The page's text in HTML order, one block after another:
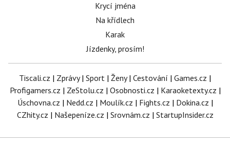
Krycí jména
Na křídlech
Karak
Jízdenky, prosím!
Tiscali.cz | Zprávy| Sport | Ženy| Cestování | Games.cz |
Profigamers.cz | ZeStolu.cz | Osobnosti.cz | Karaoketexty.cz |
Úschovna.cz | Nedd.cz | Moulík.cz | Fights.cz | Dokina.cz |
CZhity.cz | Našepeníze.cz | Srovnám.cz | StartupInsider.cz